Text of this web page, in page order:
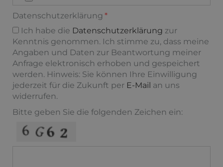
Datenschutzerklärung
Ich habe die Datenschutzerklärung zur
Kenntnis genommen. Ich stimme zu, dass meine
Angaben und Daten zur Beantwortung meiner
Anfrage elektronisch erhoben und gespeichert
werden. Hinweis: Sie können Ihre Einwilligung
jederzeit für die Zukunft per E-Mail an uns
widerrufen.
Bitte geben Sie die folgenden Zeichen ein: